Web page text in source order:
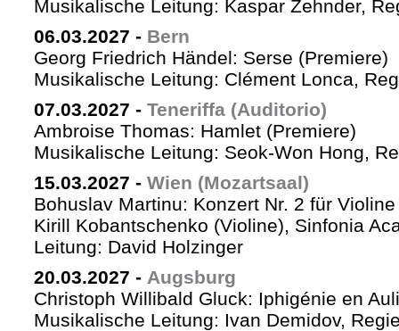
Musikalische Leitung: Kaspar Zehnder,
06.03.2027 - Bern
Georg Friedrich Händel: Serse (Premiere)
Musikalische Leitung: Clément Lonca,
07.03.2027 - Teneriffa (Auditorio)
Ambroise Thomas: Hamlet (Premiere)
Musikalische Leitung: Seok-Won Hong,
15.03.2027 - Wien (Mozartsaal)
Bohuslav Martinu: Konzert Nr. 2 für
Kirill Kobantschenko (Violine), Sinfonia
Leitung: David Holzinger
20.03.2027 - Augsburg
Christoph Willibald Gluck: Iphigénie en
Musikalische Leitung: Ivan Demidov,